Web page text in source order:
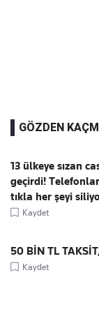
GÖZDEN
13 ülkeye sızan
geçirdi!
tıkla her şeyi
Kaydet
50 BİN TL
Kaydet